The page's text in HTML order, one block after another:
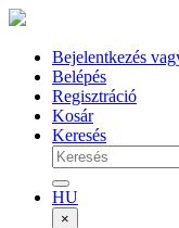
Bejelentkezés
Belépés
Regisztráció
Kosár
Keresés
HU
×